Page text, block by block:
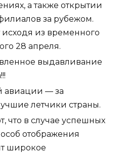
а также открытии
за рубежом.
из временного
28 апреля.
выдавливание
авиации — за
летчики страны.
что в случае успешных
отображения
широкое